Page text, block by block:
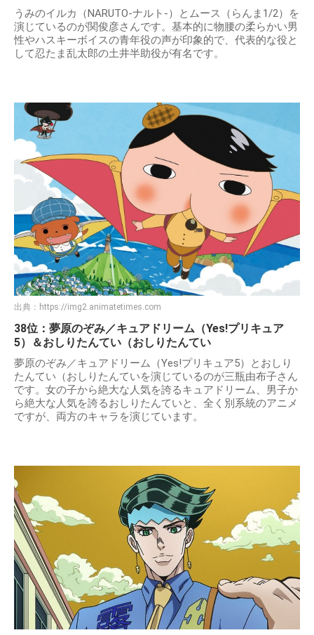
うみのイルカ（NARUTO-ナルト-）とムース（らんま1/2）を
演じているのが関俊彦さんです。基本的に物腰の柔らかい男
性やハスキーボイスの青年役の声が印象的で、代表的な役と
して忍たま乱太郎の土井半助役が有名です。
出典： https://img2.animatetimes.com
38位：夢原のぞみ／キュアドリーム（Yes!プリキュア
5）＆おしりたんてい（おしりたんてい
夢原のぞみ／キュアドリーム（Yes!プリキュア5）とおしり
たんてい（おしりたんていを演じているのが三瓶由布子さん
です。女の子から絶大な人気を誇るキュアドリーム、男子か
ら絶大な人気を誇るおしりたんていと、全く別系統のアニメ
ですが、両方のキャラを演じています。